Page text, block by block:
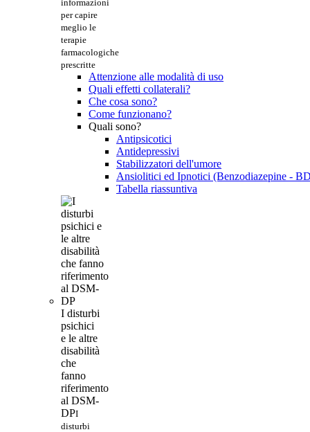
informazioni
per capire
meglio le
terapie
farmacologiche
prescritte
Attenzione alle modalità di uso
Quali effetti collaterali?
Che cosa sono?
Come funzionano?
Quali sono?
Antipsicotici
Antidepressivi
Stabilizzatori dell'umore
Ansiolitici ed Ipnotici (Benzodiazepine -
Tabella riassuntiva
I disturbi
psichici
e le altre
disabilità
che
fanno
riferimento
al DSM-
DPI
disturbi